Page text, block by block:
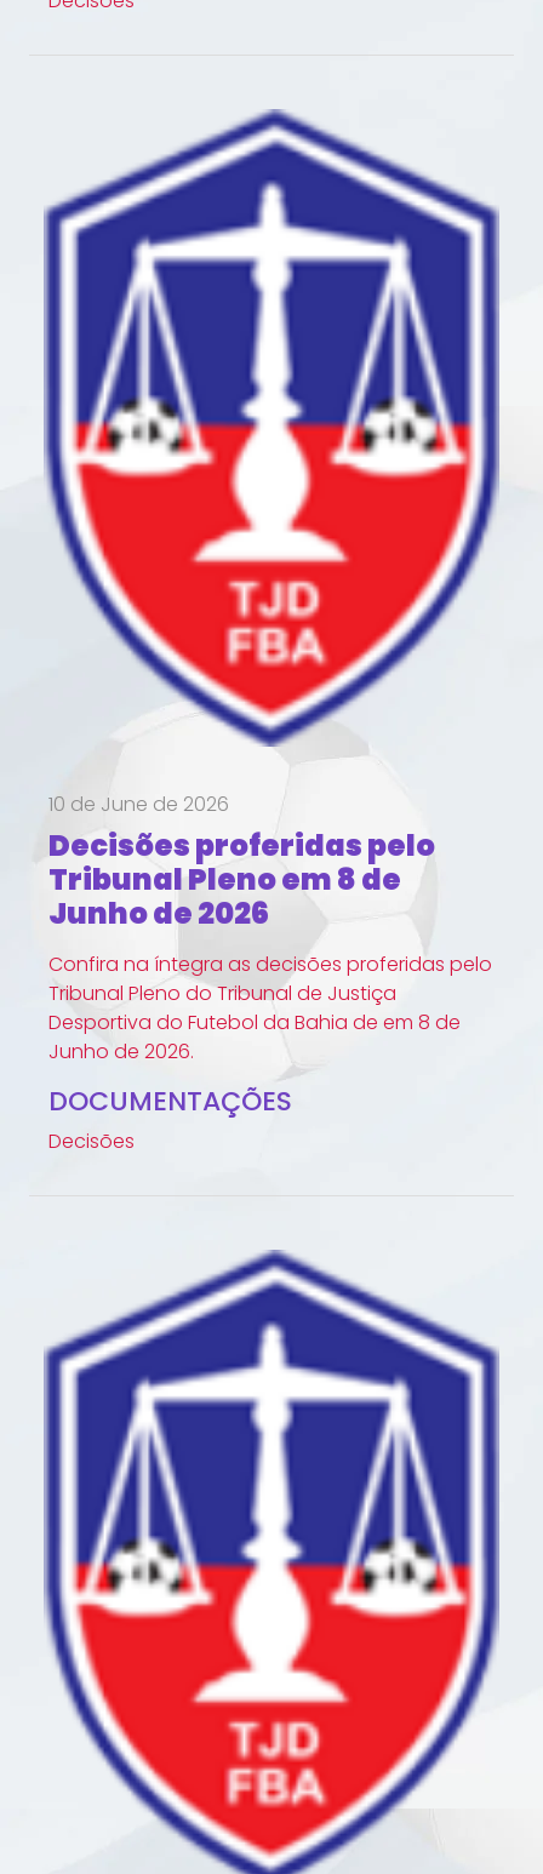
10 de June de 2026
Decisões proferidas pelo
Tribunal Pleno em 8 de
Junho de 2026
Confira na íntegra as decisões proferidas pelo
Tribunal Pleno do Tribunal de Justiça
Desportiva do Futebol da Bahia de em 8 de
Junho de 2026.
DOCUMENTAÇÕES
Decisões